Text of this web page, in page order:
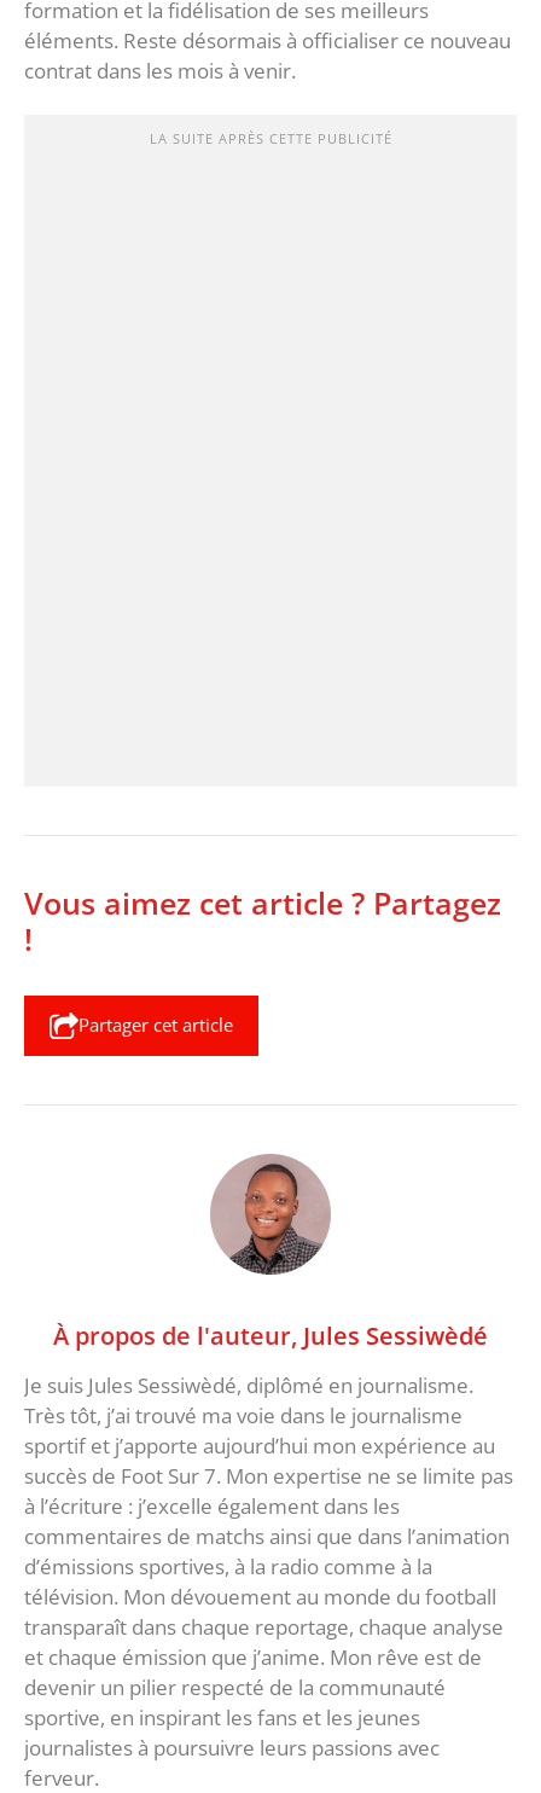
formation et la fidélisation de ses meilleurs
éléments. Reste désormais à officialiser ce nouveau
contrat dans les mois à venir.
LA SUITE APRÈS CETTE PUBLICITÉ
Vous aimez cet article ? Partagez
!
Partager cet article
À propos de l'auteur, Jules Sessiwèdé
Je suis Jules Sessiwèdé, diplômé en journalisme.
Très tôt, j’ai trouvé ma voie dans le journalisme
sportif et j’apporte aujourd’hui mon expérience au
succès de Foot Sur 7. Mon expertise ne se limite pas
à l’écriture : j’excelle également dans les
commentaires de matchs ainsi que dans l’animation
d’émissions sportives, à la radio comme à la
télévision. Mon dévouement au monde du football
transparaît dans chaque reportage, chaque analyse
et chaque émission que j’anime. Mon rêve est de
devenir un pilier respecté de la communauté
sportive, en inspirant les fans et les jeunes
journalistes à poursuivre leurs passions avec
ferveur.